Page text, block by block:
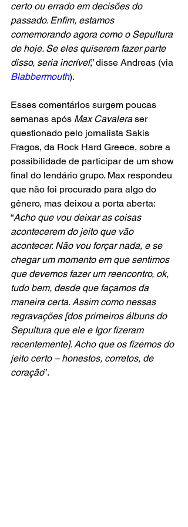
certo ou errado em decisões do
passado. Enfim, estamos
comemorando agora como o Sepultura
de hoje. Se eles quiserem fazer parte
disso, seria incrível,” disse Andreas (via
Blabbermouth).
Esses comentários surgem poucas
semanas após Max Cavalera ser
questionado pelo jornalista Sakis
Fragos, da Rock Hard Greece, sobre a
possibilidade de participar de um show
final do lendário grupo. Max respondeu
que não foi procurado para algo do
gênero, mas deixou a porta aberta:
“Acho que vou deixar as coisas
acontecerem do jeito que vão
acontecer. Não vou forçar nada, e se
chegar um momento em que sentimos
que devemos fazer um reencontro, ok,
tudo bem, desde que façamos da
maneira certa. Assim como nessas
regravações [dos primeiros álbuns do
Sepultura que ele e Igor fizeram
recentemente]. Acho que os fizemos do
jeito certo – honestos, corretos, de
coração”.